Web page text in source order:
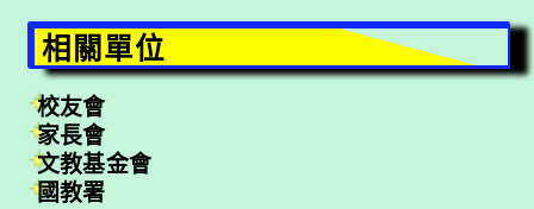
相關單位
校友會
家長會
文教基金會
國教署